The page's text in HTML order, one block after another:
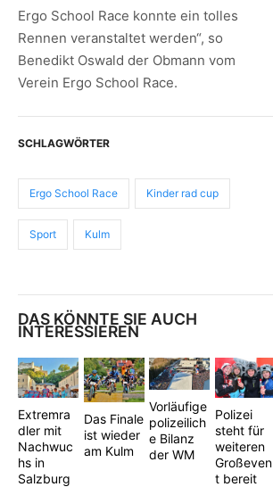
Ergo School Race konnte ein tolles
Rennen veranstaltet werden“, so
Benedikt Oswald der Obmann vom
Verein Ergo School Race.
SCHLAGWÖRTER
Ergo School Race Kinder rad cup
Sport Kulm
DAS KÖNNTE SIE AUCH
INTERESSIEREN
Extremra
dler mit
Nachwuc
hs in
Salzburg
Das Finale
ist wieder
am Kulm
Vorläufige
polizeilich
e Bilanz
der WM
Polizei
steht für
weiteren
Großeven
t bereit